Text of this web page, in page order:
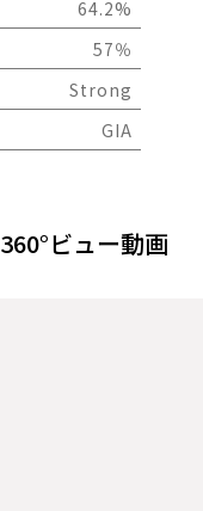
64.2%
57％
Strong
GIA
360°ビュー動画